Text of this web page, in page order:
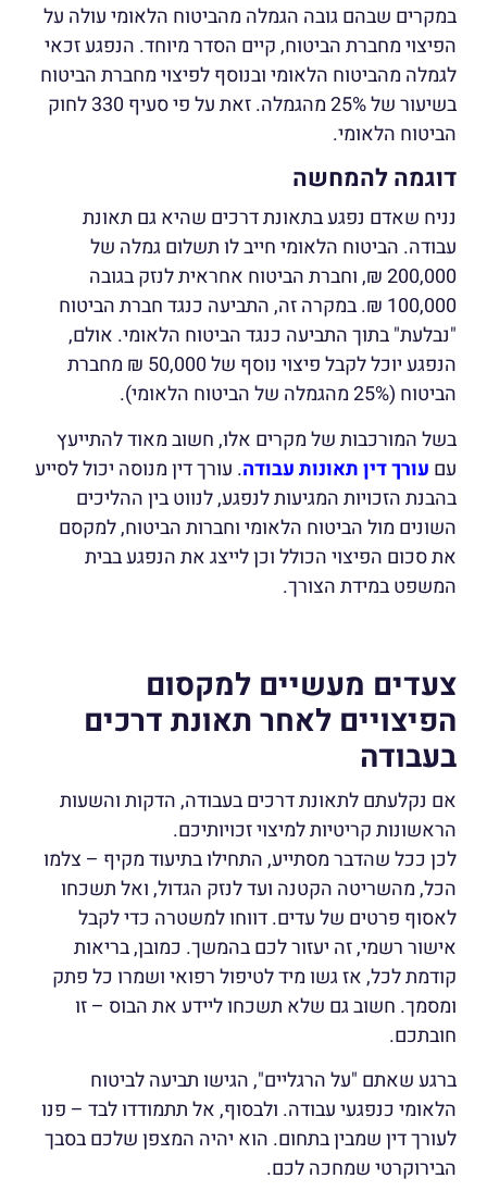
במקרים שבהם גובה הגמלה מהביטוח הלאומי עולה על
הפיצוי מחברת הביטוח, קיים הסדר מיוחד. הנפגע זכאי
לגמלה מהביטוח הלאומי ובנוסף לפיצוי מחברת הביטוח
בשיעור של 25% מהגמלה. זאת על פי סעיף 330 לחוק
הביטוח הלאומי.
דוגמה להמחשה
נניח שאדם נפגע בתאונת דרכים שהיא גם תאונת
עבודה. הביטוח הלאומי חייב לו תשלום גמלה של
200,000 ₪, וחברת הביטוח אחראית לנזק בגובה
100,000 ₪. במקרה זה, התביעה כנגד חברת הביטוח
"נבלעת" בתוך התביעה כנגד הביטוח הלאומי. אולם,
הנפגע יוכל לקבל פיצוי נוסף של 50,000 ₪ מחברת
הביטוח (25% מהגמלה של הביטוח הלאומי).
בשל המורכבות של מקרים אלו, חשוב מאוד להתייעץ
עם עורך דין תאונות עבודה. עורך דין מנוסה יכול לסייע
בהבנת הזכויות המגיעות לנפגע, לנווט בין ההליכים
השונים מול הביטוח הלאומי וחברות הביטוח, למקסם
את סכום הפיצוי הכולל וכן לייצג את הנפגע בבית
המשפט במידת הצורך.
צעדים מעשיים למקסום
הפיצויים לאחר תאונת דרכים
בעבודה
אם נקלעתם לתאונת דרכים בעבודה, הדקות והשעות
הראשונות קריטיות למיצוי זכויותיכם.
לכן ככל שהדבר מסתייע, התחילו בתיעוד מקיף – צלמו
הכל, מהשריטה הקטנה ועד לנזק הגדול, ואל תשכחו
לאסוף פרטים של עדים. דווחו למשטרה כדי לקבל
אישור רשמי, זה יעזור לכם בהמשך. כמובן, בריאות
קודמת לכל, אז גשו מיד לטיפול רפואי ושמרו כל פתק
ומסמך. חשוב גם שלא תשכחו ליידע את הבוס – זו
חובתכם.
ברגע שאתם "על הרגליים", הגישו תביעה לביטוח
הלאומי כנפגעי עבודה. ולבסוף, אל תתמודדו לבד – פנו
לעורך דין שמבין בתחום. הוא יהיה המצפן שלכם בסבך
הבירוקרטי שמחכה לכם.